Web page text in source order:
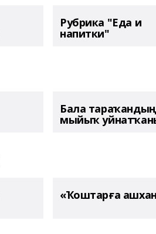
Рубрика "Еда и
напитки"
Бала тараҡандың
мыйыҡ
«Ҡоштарға